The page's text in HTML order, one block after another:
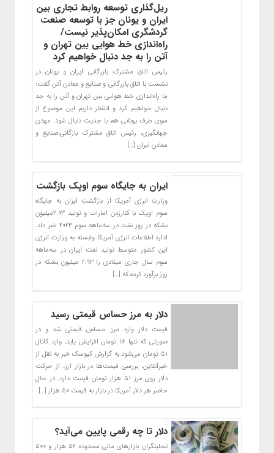
ریل‌گذاری توسعه روابط تجاری بین
ایران و یونان جز با توسعه صنعت
گردشگری امکان‌پذیر نیست/
راه‌اندازی خط هوایی بین تهران و
آتن را به جد دنبال خواهیم کرد
رئیس اتاق مشترک بازرگانی ایران و یونان در
نشست با اتاق بازرگانی و صنایع و معادن آتن گفت:
ما راه‌اندازی خط هوایی بین تهران و آتن را به جد
دنبال خواهیم کرد و انتظار داریم این موضوع از
سوی طرف یونانی هم با جدیت دنبال شود. مهدی
جهانگیری، رئیس اتاق مشترک بازگانی،صنایع و
معادن ایران […]
ایران به جایگاه سوم اوپک بازگشت
وزارت انرژی آمریکا از بازگشت ایران به جایگاه
سوم اوپک با کنارزدن امارات و تولید ۲.۹۳میلیون
بشکه در روز نفت در سه‌ماهه سوم ۲۰۲۳ خبر داد.
اداره اطلاعات انرژی آمریکا وابسته به وزارت انرژی
این کشور متوسط تولید نفت ایران در سه‌ماهه
سوم سال جاری میلادی را ۲.۹۳ میلیون بشکه در
روز برآورد کرده که […]
دلار به مرز حساس قیمتی رسید
قیمت دلار وارد مرز حساس قیمتی شد و در
صورتی که تنها ۱۶ تومان افزایش یابد، وارد کانال
۵۱ تومان می‌شود.به گزارش کیوسک خبر به نقل از
خبرآنلاین، بررسی قیمت‌ها در بازار ارز، از حرکت
دلار روی مرز ۵۱ هزار تومان قیمت دارد. در حال
حاضر هر دلار آمریکا در بازار به قیمت ۵۰ هزار […]
دلار تا چه رقمی پایین می‌آید؟
تحلیلگران بازار‌های مالی محدوده ۵۲ هزار و ۵۰۰